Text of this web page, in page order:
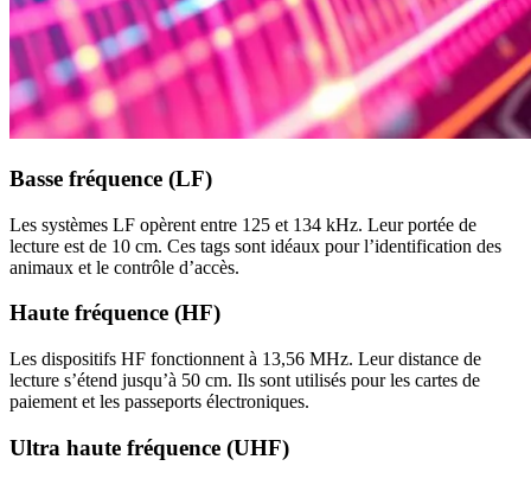
Basse fréquence (LF)
Les systèmes LF opèrent entre 125 et 134 kHz. Leur portée de
lecture est de 10 cm. Ces tags sont idéaux pour l’identification des
animaux et le contrôle d’accès.
Haute fréquence (HF)
Les dispositifs HF fonctionnent à 13,56 MHz. Leur distance de
lecture s’étend jusqu’à 50 cm. Ils sont utilisés pour les cartes de
paiement et les passeports électroniques.
Ultra haute fréquence (UHF)